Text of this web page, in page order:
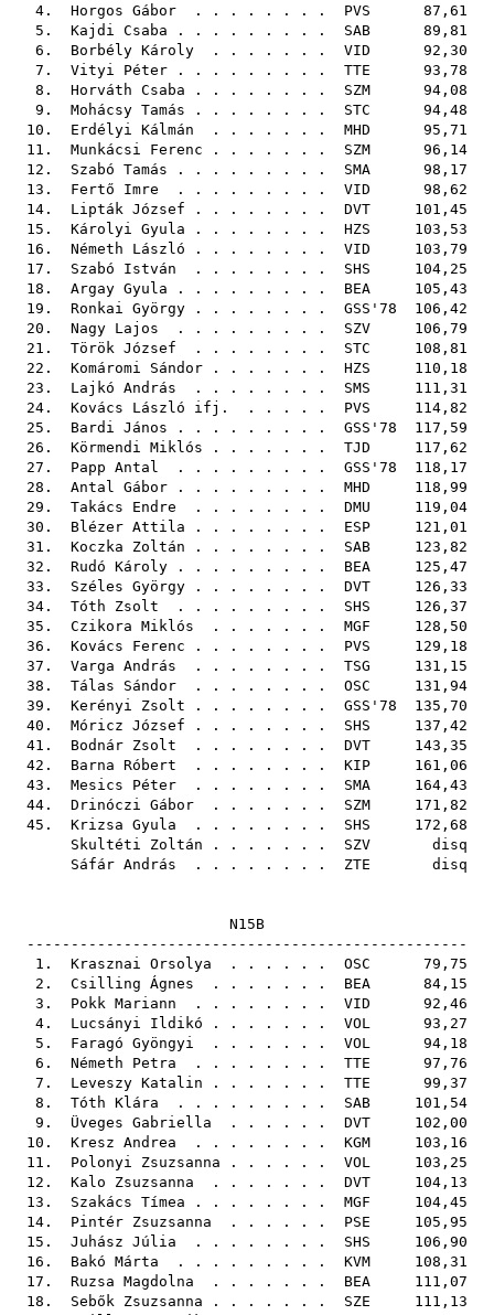
4. Horgos Gábor . . . . . . . . PVS 87,61
5. Kajdi Csaba . . . . . . . . . SAB 89,81
6. Borbély Károly . . . . . . . VID 92,30
7. Vityi Péter . . . . . . . . . TTE 93,78
8. Horváth Csaba . . . . . . . . SZM 94,08
9. Mohácsy Tamás . . . . . . . . STC 94,48
10. Erdélyi Kálmán . . . . . . . MHD 95,71
11. Munkácsi Ferenc . . . . . . . SZM 96,14
12. Szabó Tamás . . . . . . . . . SMA 98,17
13. Fertő Imre . . . . . . . . . VID 98,62
14. Lipták József . . . . . . . . DVT 101,45
15. Károlyi Gyula . . . . . . . . HZS 103,53
16. Németh László . . . . . . . . VID 103,79
17. Szabó István . . . . . . . . SHS 104,25
18. Argay Gyula . . . . . . . . . BEA 105,43
19. Ronkai György . . . . . . . . GSS'78 106,42
20. Nagy Lajos . . . . . . . . . SZV 106,79
21. Török József . . . . . . . . STC 108,81
22. Komáromi Sándor . . . . . . . HZS 110,18
23. Lajkó András . . . . . . . . SMS 111,31
24. Kovács László ifj. . . . . . PVS 114,82
25. Bardi János . . . . . . . . . GSS'78 117,59
26. Körmendi Miklós . . . . . . . TJD 117,62
27. Papp Antal . . . . . . . . . GSS'78 118,17
28. Antal Gábor . . . . . . . . . MHD 118,99
29. Takács Endre . . . . . . . . DMU 119,04
30. Blézer Attila . . . . . . . . ESP 121,01
31. Koczka Zoltán . . . . . . . . SAB 123,82
32. Rudó Károly . . . . . . . . . BEA 125,47
33. Széles György . . . . . . . . DVT 126,33
34. Tóth Zsolt . . . . . . . . . SHS 126,37
35. Czikora Miklós . . . . . . . MGF 128,50
36. Kovács Ferenc . . . . . . . . PVS 129,18
37. Varga András . . . . . . . . TSG 131,15
38. Tálas Sándor . . . . . . . . OSC 131,94
39. Kerényi Zsolt . . . . . . . . GSS'78 135,70
40. Móricz József . . . . . . . . SHS 137,42
41. Bodnár Zsolt . . . . . . . . DVT 143,35
42. Barna Róbert . . . . . . . . KIP 161,06
43. Mesics Péter . . . . . . . . SMA 164,43
44. Drinóczi Gábor . . . . . . . SZM 171,82
45. Krizsa Gyula . . . . . . . . SHS 172,68
Skultéti Zoltán . . . . . . . SZV disq
Sáfár András . . . . . . . . ZTE disq
N15B
--------------------------------------------------
1. Krasznai Orsolya . . . . . . OSC 79,75
2. Csilling Ágnes . . . . . . . BEA 84,15
3. Pokk Mariann . . . . . . . . VID 92,46
4. Lucsányi Ildikó . . . . . . . VOL 93,27
5. Faragó Gyöngyi . . . . . . . VOL 94,18
6. Németh Petra . . . . . . . . TTE 97,76
7. Leveszy Katalin . . . . . . . TTE 99,37
8. Tóth Klára . . . . . . . . . SAB 101,54
9. Üveges Gabriella . . . . . . DVT 102,00
10. Kresz Andrea . . . . . . . . KGM 103,16
11. Polonyi Zsuzsanna . . . . . . VOL 103,25
12. Kalo Zsuzsanna . . . . . . . DVT 104,13
13. Szakács Tímea . . . . . . . . MGF 104,45
14. Pintér Zsuzsanna . . . . . . PSE 105,95
15. Juhász Júlia . . . . . . . . SHS 106,90
16. Bakó Márta . . . . . . . . . KVM 108,31
17. Ruzsa Magdolna . . . . . . . BEA 111,07
18. Sebők Zsuzsanna . . . . . . . SZE 111,13